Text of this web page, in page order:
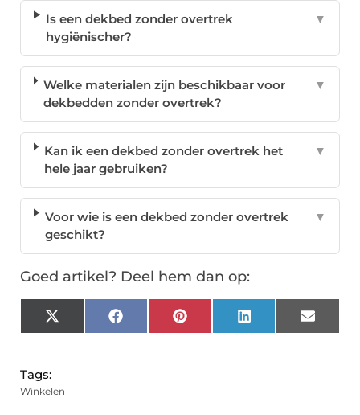
Is een dekbed zonder overtrek
hygiënischer?
▼
Welke materialen zijn beschikbaar voor
dekbedden zonder overtrek?
▼
Kan ik een dekbed zonder overtrek het
hele jaar gebruiken?
▼
Voor wie is een dekbed zonder overtrek
geschikt?
▼
Goed artikel? Deel hem dan op:
X
(Twitter)
FacebookPinterest LinkedIn Email
Tags:
Winkelen